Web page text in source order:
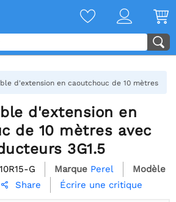
d'extension en caoutchouc de 10 mètres
d'extension en
de 10 mètres avec
3G1.5
G Marque Perel
Modèle
 Share Écrire une critique